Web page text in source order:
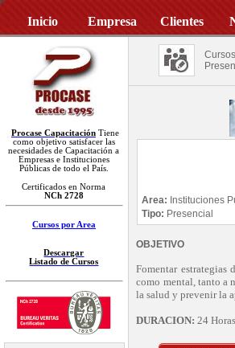
Inicio Empresa Clientes
Procase Capacitación Tiene
como objetivo satisfacer las
necesidades de Capacitación a
Empresas e Instituciones
Públicas de todo el País.
Certificados en Norma
NCh 2728
Cursos por Area
Descargar
Listado de Cursos
Cursos
Area: Instituciones
Tipo: Presencial
OBJETIVO
Fomentar
como mental, tanto a
la salud y prevenir la
DURACION: 24 Horas